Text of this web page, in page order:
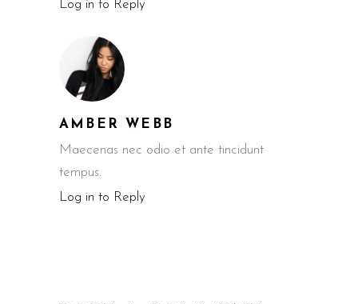
Log in to Reply
AMBER WEBB
Maecenas nec odio et ante tincidunt
tempus.
Log in to Reply